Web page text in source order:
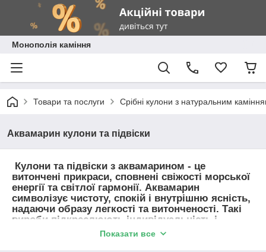
Монополія каміння
Товари та послуги Срібні кулони з натуральним
Аквамарин кулони та підвіски
Кулони та підвіски з аквамарином - це
витончені прикраси, сповнені свіжості морської
енергії та світлої гармонії. Аквамарин
символізує чистоту, спокій і внутрішню ясність,
надаючи образу легкості та витонченості. Такі
вироби підкреслюють індивідуальність і
стають ідеальним акцентом для повсякденного
Показати все